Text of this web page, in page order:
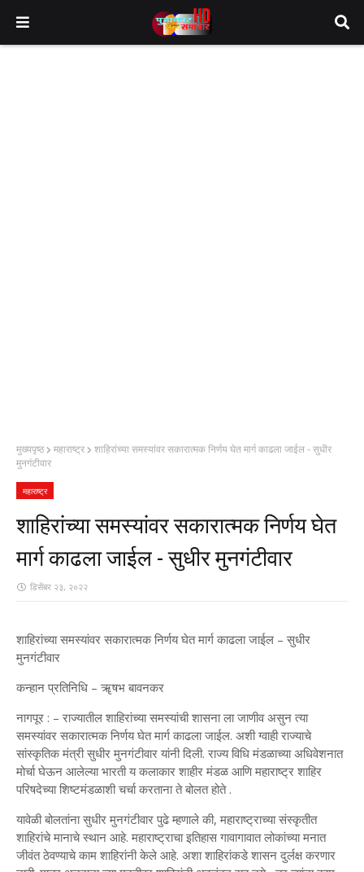
मुख्यपृष्ठ महाराष्ट्र
शाहिरांच्या समस्यांवर सकारात्मक निर्णय घेत मार्ग काढला जाईल - सुधीर
मुनगंटीवार
महाराष्ट्र
शाहिरांच्या समस्यांवर सकारात्मक निर्णय घेत
मार्ग काढला जाईल - सुधीर मुनगंटीवार
डिसेंबर २३, २०२२
शाहिरांच्या समस्यांवर सकारात्मक निर्णय घेत मार्ग काढला जाईल – सुधीर
मुनगंटीवार
कन्हान प्रतिनिधि – ॠषभ बावनकर
नागपूर : – राज्यातील शाहिरांच्या समस्यांची शासना ला जाणीव असुन त्या
समस्यांवर सकारात्मक निर्णय घेत मार्ग काढला जाईल. अशी ग्वाही राज्याचे
सांस्कृतिक मंत्री सुधीर मुनगंटीवार यांनी दिली. राज्य विधि मंडळाच्या अधिवेशनात
मोर्चा घेऊन आलेल्या भारती य कलाकार शाहीर मंडळ आणि महाराष्ट्र शाहिर
परिषदेच्या शिष्टमंडळाशी चर्चा करताना ते बोलत होते .
यावेळी बोलतांना सुधीर मुनगंटीवार पुढे म्हणाले की, महाराष्ट्राच्या संस्कृतीत
शाहिरांचे मानाचे स्थान आहे. महाराष्ट्राचा इतिहास गावागावात लोकांच्या मनात
जीवंत ठेवण्याचे काम शाहिरांनी केले आहे. अशा शाहिरांकडे शासन दुर्लक्ष करणार